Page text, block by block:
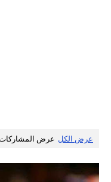
عرض المشاركات من عرض الكل